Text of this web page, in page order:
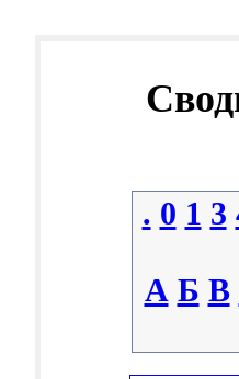
. 0 1 3
А Б В